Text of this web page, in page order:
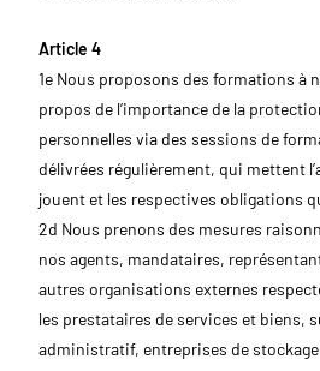
Article 4
1e Nous proposons des formations à
propos de l’importance de la
personnelles via des sessions de
délivrées régulièrement, qui mettent
jouent et les respectives obligations
2d Nous prenons des mesures
nos agents, mandataires,
autres organisations externes
les prestataires de services et biens,
administratif, entreprises de stockage